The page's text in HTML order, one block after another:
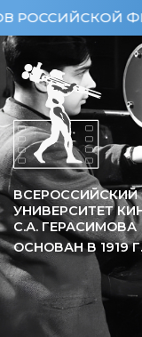
УНИВЕРСИТЕТ
С.А. ГЕРАСИМОВА
ОСНОВАН В 1919Г.